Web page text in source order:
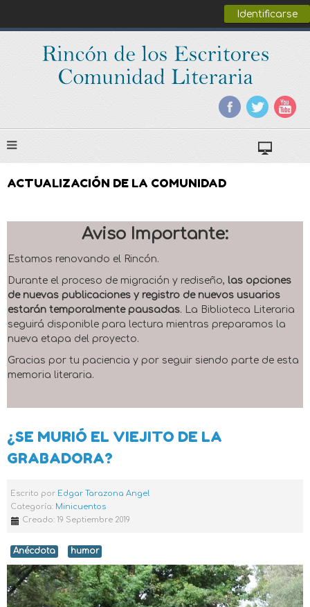
Identificarse
ACTUALIZACIÓN DE LA COMUNIDAD
Aviso Importante:
Estamos renovando el Rincón.
Durante el proceso de migración y rediseño, las opciones
de nuevas publicaciones y registro de nuevos usuarios
estarán temporalmente pausadas. La Biblioteca Literaria
seguirá disponible para lectura mientras preparamos la
nueva etapa del proyecto.
Gracias por tu paciencia y por seguir siendo parte de esta
memoria literaria.
¿SE MURIÓ EL VIEJITO DE LA
GRABADORA?
Escrito por Edgar Tarazona Angel
Categoría: Minicuentos
Creado: 19 Septiembre 2019
Anécdota humor